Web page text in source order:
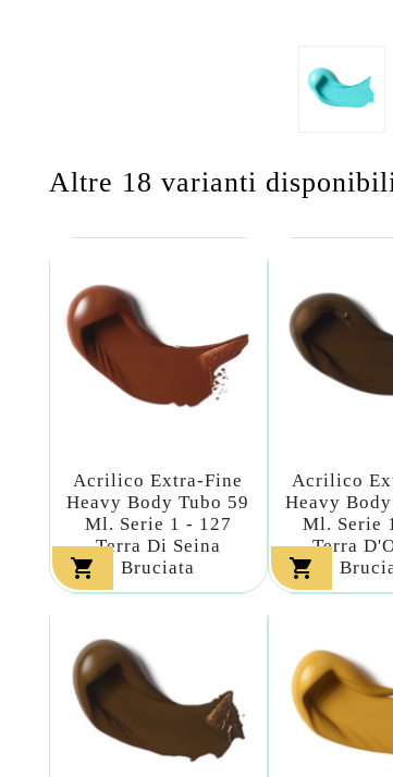
Altre 18 varianti disponibili
Acrilico Extra-Fine
Heavy Body Tubo 59
Ml. Serie 1 - 127
Terra Di Seina
Bruciata

Acrilico
Heavy
Ml. Serie
Terra
